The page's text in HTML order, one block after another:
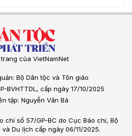
của VietNamNet
Bộ Dân tộc và Tôn giáo
BVHTTDL, cấp ngày 17/10/2025
tập: Nguyễn Văn Bá
chí số 57/GP-BC do Cục Báo chí, Bộ
Du lịch cấp ngày 06/11/2025.